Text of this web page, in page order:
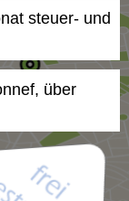
steuer- und
über